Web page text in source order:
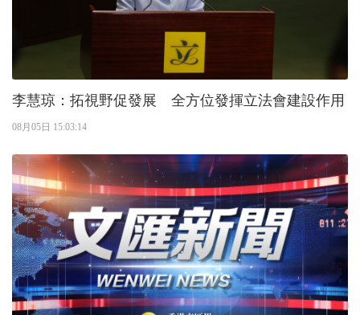
李慧琼：拓視野促發展 全方位發揮立法會建設作用
08月05日 15:03:14